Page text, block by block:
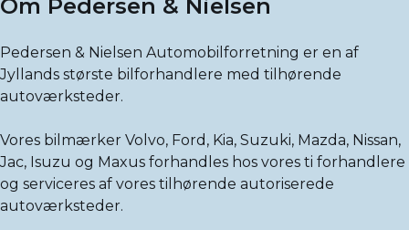
Om Pedersen & Nielsen
Pedersen & Nielsen Automobilforretning er en af
Jyllands største bilforhandlere med tilhørende
autoværksteder.
Vores bilmærker Volvo, Ford, Kia, Suzuki, Mazda, Nissan,
Jac, Isuzu og Maxus forhandles hos vores ti forhandlere
og serviceres af vores tilhørende autoriserede
autoværksteder.